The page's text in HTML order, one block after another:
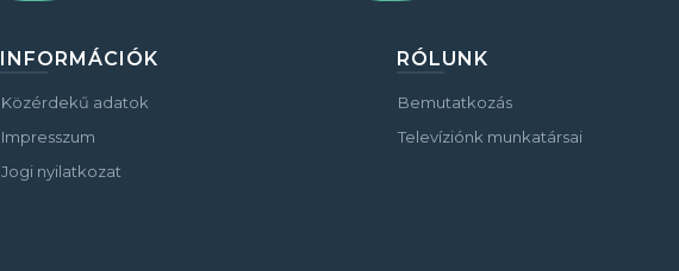
INFORMÁCIÓK
Közérdekű adatok
Impresszum
Jogi nyilatkozat
RÓLUNK
Bemutatkozás
Televíziónk munkatársai